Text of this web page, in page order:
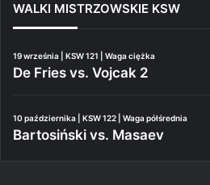
WALKI MISTRZOWSKIE KSW
19 września | KSW 121 | Waga ciężka
De Fries vs. Vojcak 2
10 października | KSW 122 | Waga półśrednia
Bartosiński vs. Masaev